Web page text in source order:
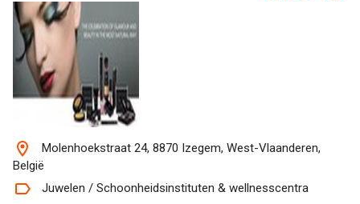
Molenhoekstraat 24, 8870 Izegem, West-Vlaanderen,
België
Juwelen / Schoonheidsinstituten & wellnesscentra